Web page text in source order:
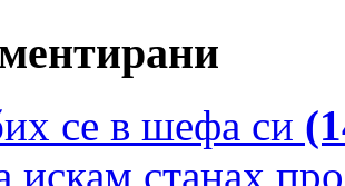
се в шефа си
искам станах